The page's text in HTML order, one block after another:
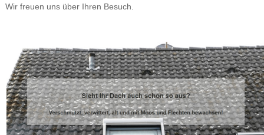
Wir freuen uns über Ihren Besuch.